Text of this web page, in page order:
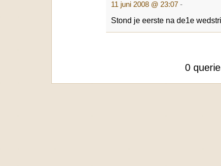
11 juni 2008 @ 23:07 -
Stond je eerste na de1e
0